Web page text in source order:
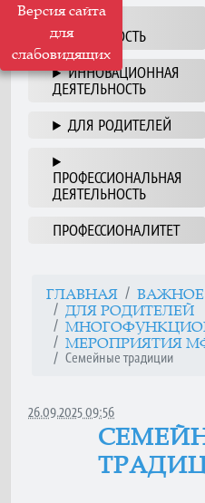
Версия сайта
для
слабовидящих
НАША
ДЕЯТЕЛЬНОСТЬ
ИННОВАЦИОННАЯ
ДЕЯТЕЛЬНОСТЬ
ДЛЯ РОДИТЕЛЕЙ
ПРОФЕССИОНАЛЬНАЯ
ДЕЯТЕЛЬНОСТЬ
ПРОФЕССИОНАЛИТЕТ
ГЛАВНАЯ ВАЖНОЕ
ДЛЯ РОДИТЕЛЕЙ
МЕРОПРИЯТИЯ
Семейные традиции
26.09.2025 09:56